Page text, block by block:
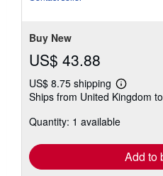
Buy New
US$ 43.88
US$ 8.75 shipping
Learn
more
shipping
Ships from United Kingdom
Quantity: 1 available
Add to